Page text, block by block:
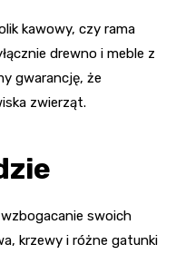
kawowy, czy rama
drewno i meble z
gwarancję, że
zwierząt.
swoich
krzewy i różne gatunki